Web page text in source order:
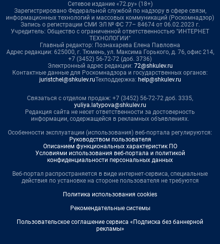
Сетевое издание «72.ру» (18+)
Зарегистрировано Федеральной службой по надзору в сфере связи,
информационных технологий и массовых коммуникаций (Роскомнадзор)
Запись о регистрации СМИ ЭЛ № ФС 77– 84674 от 06.02.2023 г.
Учредитель: Общество с ограниченной ответственностью "ИНТЕРНЕТ
ТЕХНОЛОГИИ"
Главный редактор: Познахарева Елена Павловна
Адрес редакции: 625000, г. Тюмень, ул. Максима Горького, д. 76, офис 214,
+7 (3452) 56-72-72 (доб. 3736)
Электронный адрес редакции: 72@shkulev.ru
Контактные данные для Роскомнадзора и государственных органов:
juristchel@shkulev.ruТехподдержка: help@shkulev.ru
Связаться с отделом продаж: +7 (3452) 56-72-72 доб. 3335,
yuliya.latypova@shkulev.ru
Редакция сайта не несет ответственности за достоверность
информации, содержащейся в рекламных объявлениях.
Особенности эксплуатации (использования) веб-портала регулируются:
Руководством пользователя
Описанием функциональных характеристик ПО
Условиями использования веб-портала и политикой
конфиденциальности персональных данных
Веб-портал распространяется в виде интернет-сервиса, специальные
действия по установке на стороне пользователя не требуются
Политика использования cookies
Рекомендательные системы
Пользовательское соглашение сервиса «Подписка без баннерной
рекламы»